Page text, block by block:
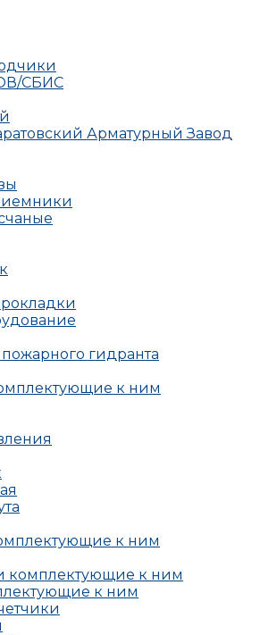
СБИС
Арматурный Завод
гидранта
к ним
к ним
комплектующие к ним
к ним